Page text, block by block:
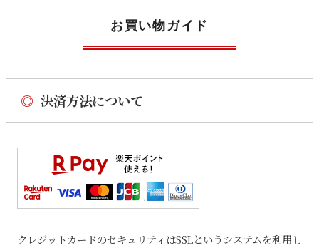
お買い物ガイド
◎ 決済方法について
クレジットカードのセキュリティはSSLというシステムを利用し